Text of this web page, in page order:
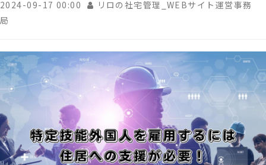
2024-09-17 00:00
リロの社宅管理_WEBサイト運営事務
局